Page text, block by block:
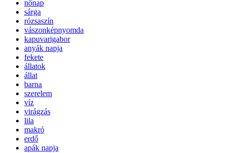
nőnap
sárga
rózsaszín
vászonképnyomda
kapuvarigabor
anyák napja
fekete
állatok
állat
barna
szerelem
víz
virágzás
lila
makró
erdő
apák napja